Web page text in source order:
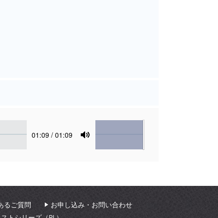
Current
01:09 / 01:09
Mute
Volume
るご質問
お申し込み・お問い合わせ